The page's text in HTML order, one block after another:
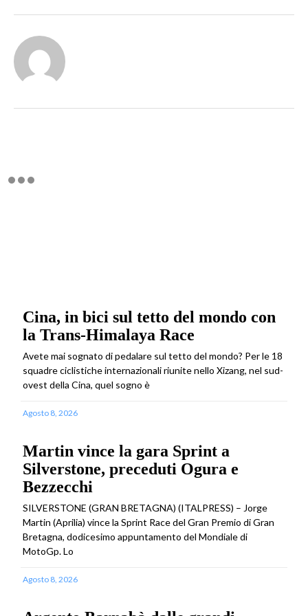
Cina, in bici sul tetto del mondo con
la Trans-Himalaya Race
Avete mai sognato di pedalare sul tetto del mondo? Per le 18
squadre ciclistiche internazionali riunite nello Xizang, nel sud-
ovest della Cina, quel sogno è
Agosto 8, 2026
Martin vince la gara Sprint a
Silverstone, preceduti Ogura e
Bezzecchi
SILVERSTONE (GRAN BRETAGNA) (ITALPRESS) – Jorge
Martin (Aprilia) vince la Sprint Race del Gran Premio di Gran
Bretagna, dodicesimo appuntamento del Mondiale di
MotoGp. Lo
Agosto 8, 2026